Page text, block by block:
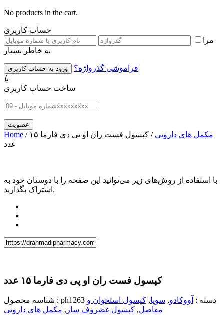
No products in the cart.
حساب کاربری
مرا
به خاطر بسپار
فراموشی گذرواژه؟
یا
ساخت حساب کاربری
Home / مکمل های دارویی
/ کپسول فست ران او پی دی فارما ۱۵
عدد
با استفاده از روش‌های زیر می‌توانید این صفحه را با دوستان خود به
اشتراک بگذارید.
کپسول فست ران او پی دی فارما ۱۵ عدد
شناسه محصول : ph1263 دسته : آووکادو, سویا, کپسول استخوان و
مفاصل, کپسول غضروف ساز , مکمل های دارویی